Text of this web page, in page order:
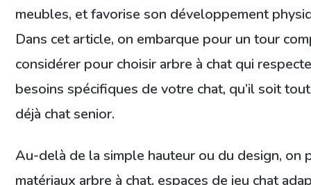
meubles, et favorise son développement
Dans cet article, on embarque pour un tour
considérer pour choisir arbre à chat qui
besoins spécifiques de votre chat, qu’il soit
déjà chat senior.
Au-delà de la simple hauteur ou du design, on
matériaux arbre à chat, espaces de jeu chat